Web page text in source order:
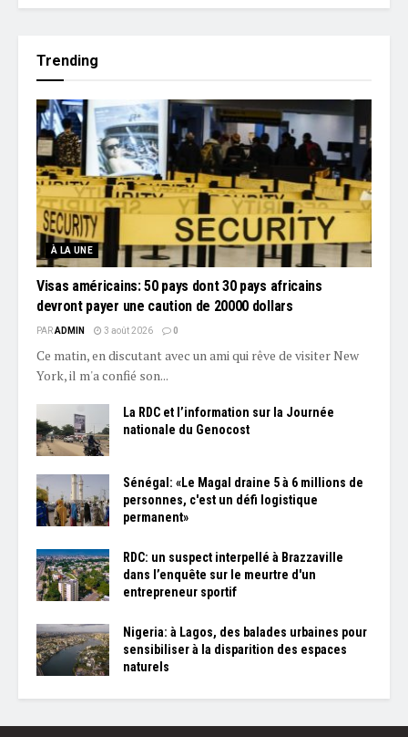
Trending
À LA UNE
Visas américains: 50 pays dont 30 pays africains
devront payer une caution de 20000 dollars
PARADMIN 3 août 2026 0
Ce matin, en discutant avec un ami qui rêve de visiter New
York, il m'a confié son...
La RDC et l’information sur la Journée
nationale du Genocost
Sénégal: «Le Magal draine 5 à 6 millions de
personnes, c'est un défi logistique
permanent»
RDC: un suspect interpellé à Brazzaville
dans l’enquête sur le meurtre d'un
entrepreneur sportif
Nigeria: à Lagos, des balades urbaines pour
sensibiliser à la disparition des espaces
naturels